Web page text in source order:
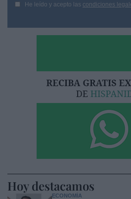
He leído y acepto las condiciones
Hoy destacamos
ECONOMÍA